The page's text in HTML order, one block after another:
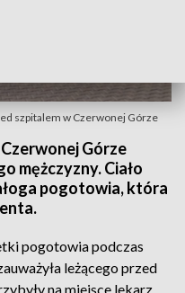
szpitalem w Czerwonej Górze
Górze
mężczyzny. Ciało
pogotowia, która
pogotowia podczas
leżącego przed
na miejsce lekarz